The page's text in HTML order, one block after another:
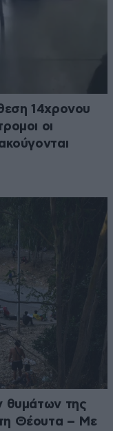
14χρονου
οι
θυμάτων της
Θέουτα – Με